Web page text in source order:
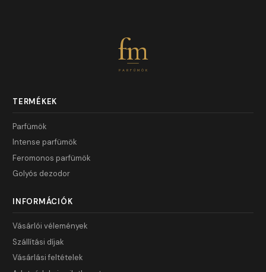
fm
PARFÜMÖK
TERMÉKEK
Parfümök
Intense parfümök
Feromonos parfümök
Golyós dezodor
INFORMÁCIÓK
Vásárlói vélemények
Szállítási díjak
Vásárlási feltételek